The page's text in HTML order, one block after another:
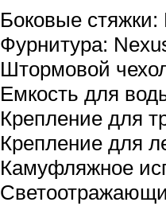
Боковые стяжки:
Фурнитура:
Штормовой
Емкость для
Крепление для
Крепление для
Камуфляжное